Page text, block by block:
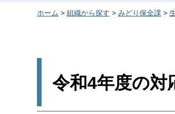
ホーム > 組織から探す > みどり保全課 >
令和4年度の対